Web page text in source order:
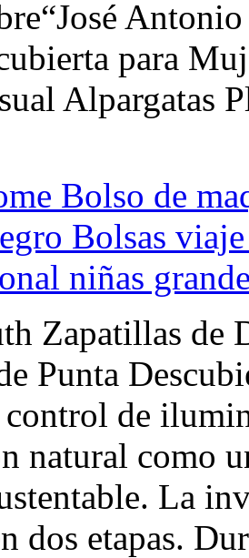
Antonio
para
Alpargatas
Bolso de
Bolsas
niñas
Zapatillas de
Punta
control de
natural como
La
dos etapas.